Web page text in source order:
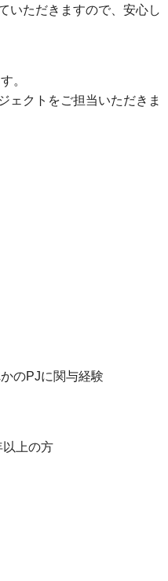
いただきますので、安心し
。
ェクトをご担当いただきま
のPJに関与経験
以上の方